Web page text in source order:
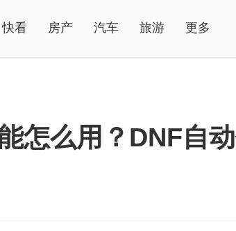
快看 房产 汽车 旅游 更多
怎么用？DNF自